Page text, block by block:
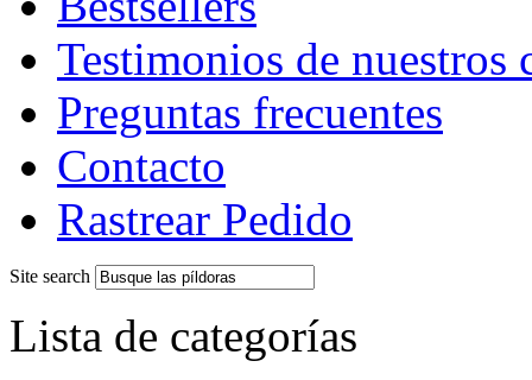
Testimonios de nuestros
Preguntas frecuentes
Contacto
Rastrear Pedido
Site search
Lista de categorías